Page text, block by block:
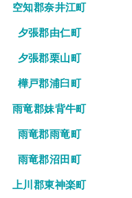
空知郡奈井江町
夕張郡由仁町
夕張郡栗山町
樺戸郡浦臼町
雨竜郡妹背牛町
雨竜郡雨竜町
雨竜郡沼田町
上川郡東神楽町